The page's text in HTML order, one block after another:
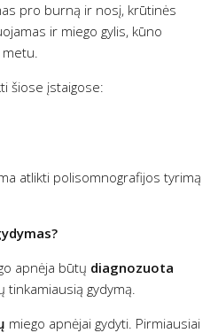
pro burną ir nosį, krūtinės
ir miego gylis, kūno
šiose įstaigose:
atlikti polisomnografijos tyrimą
apnėja būtų diagnozuota
gydymą.
miego apnėjai gydyti. Pirmiausiai